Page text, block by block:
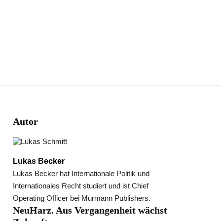
Autor
Lukas Becker
Lukas Becker hat Internationale Politik und
Internationales Recht studiert und ist Chief
Operating Officer bei Murmann Publishers.
NeuHarz. Aus Vergangenheit wächst